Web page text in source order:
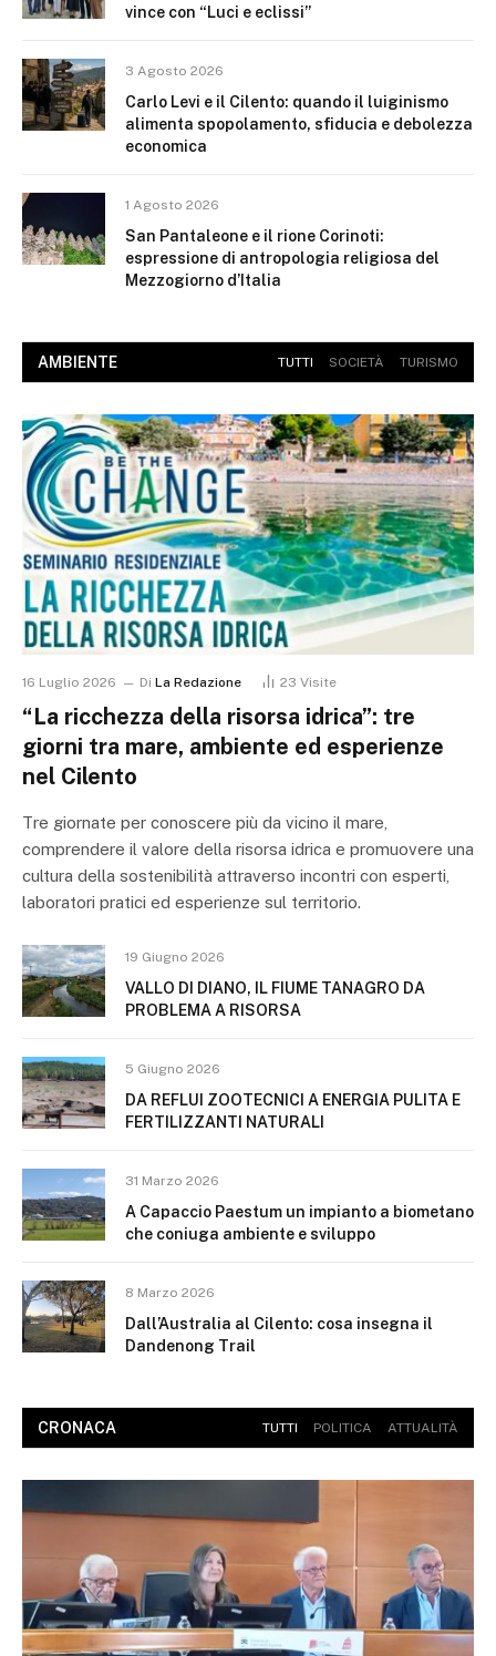
vince con “Luci e eclissi”
3 Agosto 2026
Carlo Levi e il Cilento: quando il luiginismo
alimenta spopolamento, sfiducia e debolezza
economica
1 Agosto 2026
San Pantaleone e il rione Corinoti:
espressione di antropologia religiosa del
Mezzogiorno d’Italia
AMBIENTE TUTTI SOCIETÀ TURISMO
16 Luglio 2026 Di La Redazione 23 Visite
“La ricchezza della risorsa idrica”: tre
giorni tra mare, ambiente ed esperienze
nel Cilento
Tre giornate per conoscere più da vicino il mare,
comprendere il valore della risorsa idrica e promuovere una
cultura della sostenibilità attraverso incontri con esperti,
laboratori pratici ed esperienze sul territorio.
19 Giugno 2026
VALLO DI DIANO, IL FIUME TANAGRO DA
PROBLEMA A RISORSA
5 Giugno 2026
DA REFLUI ZOOTECNICI A ENERGIA PULITA E
FERTILIZZANTI NATURALI
31 Marzo 2026
A Capaccio Paestum un impianto a biometano
che coniuga ambiente e sviluppo
8 Marzo 2026
Dall’Australia al Cilento: cosa insegna il
Dandenong Trail
CRONACA TUTTI POLITICA ATTUALITÀ